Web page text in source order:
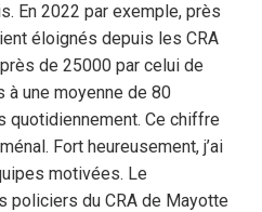
En 2022 par exemple, près
éloignés depuis les CRA
de 25000 par celui de
une moyenne de 80
quotidiennement. Ce chiffre
Fort heureusement, j’ai
motivées. Le
policiers du CRA de Mayotte